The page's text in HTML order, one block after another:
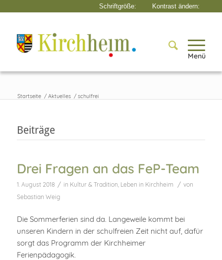
Menü
Startseite / Aktuelles / schulfrei
Beiträge
Drei Fragen an das FeP-Team
1. August 2018 / in Kultur & Tradition, Leben in Kirchheim / von
Sebastian Weig
Die Sommerferien sind da. Langeweile kommt bei
unseren Kindern in der schulfreien Zeit nicht auf, dafür
sorgt das Programm der Kirchheimer
Ferienpädagogik.